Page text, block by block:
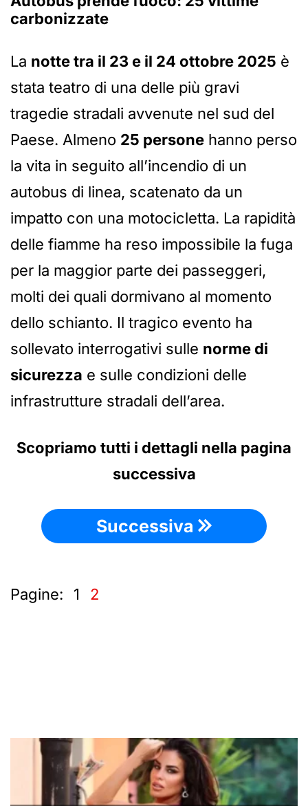
carbonizzate
La notte tra il 23 e il 24 ottobre 2025 è
stata teatro di una delle più gravi
tragedie stradali avvenute nel sud del
Paese. Almeno 25 persone hanno perso
la vita in seguito all’incendio di un
autobus di linea, scatenato da un
impatto con una motocicletta. La rapidità
delle fiamme ha reso impossibile la fuga
per la maggior parte dei passeggeri,
molti dei quali dormivano al momento
dello schianto. Il tragico evento ha
sollevato interrogativi sulle norme di
sicurezza e sulle condizioni delle
infrastrutture stradali dell’area.
Scopriamo tutti i dettagli nella pagina
successiva
Successiva
Pagine: 1 2